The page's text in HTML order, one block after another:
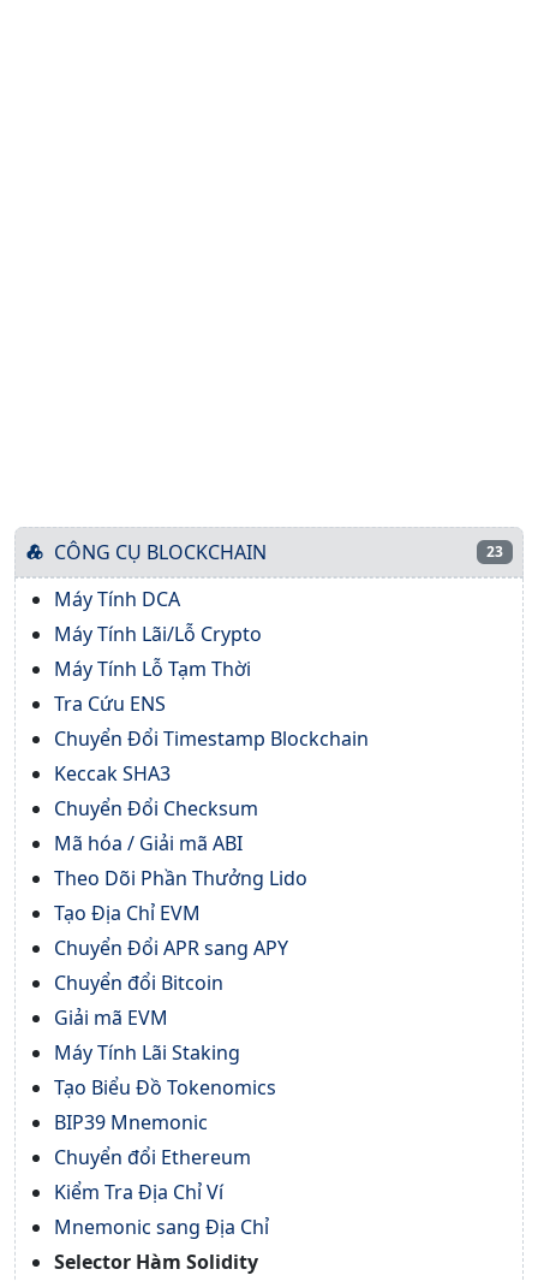
CÔNG CỤ BLOCKCHAIN 23
Máy Tính DCA
Máy Tính Lãi/Lỗ Crypto
Máy Tính Lỗ Tạm Thời
Tra Cứu ENS
Chuyển Đổi Timestamp Blockchain
Keccak SHA3
Chuyển Đổi Checksum
Mã hóa / Giải mã ABI
Theo Dõi Phần Thưởng Lido
Tạo Địa Chỉ EVM
Chuyển Đổi APR sang APY
Chuyển đổi Bitcoin
Giải mã EVM
Máy Tính Lãi Staking
Tạo Biểu Đồ Tokenomics
BIP39 Mnemonic
Chuyển đổi Ethereum
Kiểm Tra Địa Chỉ Ví
Mnemonic sang Địa Chỉ
Selector Hàm Solidity